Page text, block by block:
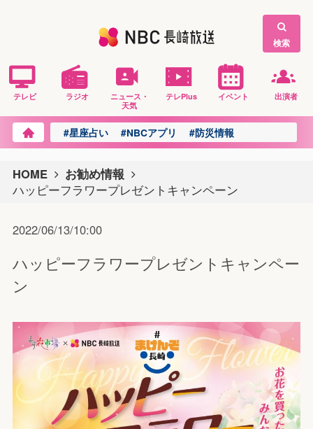
検索
テレビ ラジオ
ニュース・
天気
テレPlus イベント 出演者
#星座占い #NBCアプリ #防災情報
HOME
お勧め情報
ハッピーフラワープレゼントキャンペーン
2022/06/13/10:00
ハッピーフラワープレゼントキャンペー
ン